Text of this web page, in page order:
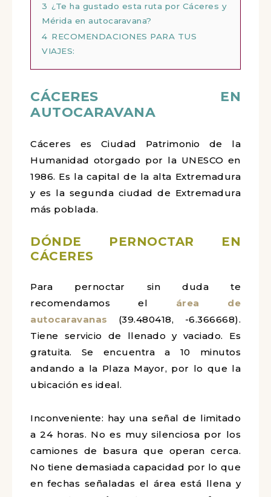
3 ¿Te ha gustado esta ruta por Cáceres y
Mérida en autocaravana?
4 RECOMENDACIONES PARA TUS
VIAJES:
CÁCERES
EN
AUTOCARAVANA
Cáceres es Ciudad Patrimonio de la
Humanidad otorgado por la UNESCO en
1986. Es la capital de la alta Extremadura
y es la segunda ciudad de Extremadura
más poblada.
DÓNDE PERNOCTAR EN
CÁCERES
Para pernoctar sin duda te
recomendamos el área de
autocaravanas (39.480418, -6.366668).
Tiene servicio de llenado y vaciado. Es
gratuita. Se encuentra a 10 minutos
andando a la Plaza Mayor, por lo que la
ubicación es ideal.
Inconveniente: hay una señal de limitado
a 24 horas. No es muy silenciosa por los
camiones de basura que operan cerca.
No tiene demasiada capacidad por lo que
en fechas señaladas el área está llena y